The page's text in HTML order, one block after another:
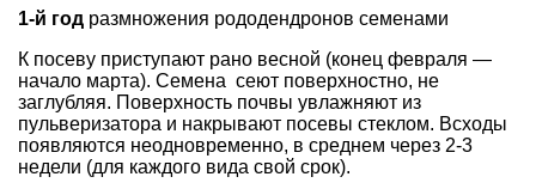
1-й год размножения рододендронов семенами
К посеву приступают рано весной (конец февраля —
начало марта). Семена сеют поверхностно, не
заглубляя. Поверхность почвы увлажняют из
пульверизатора и накрывают посевы стеклом. Всходы
появляются неодновременно, в среднем через 2-3
недели (для каждого вида свой срок).